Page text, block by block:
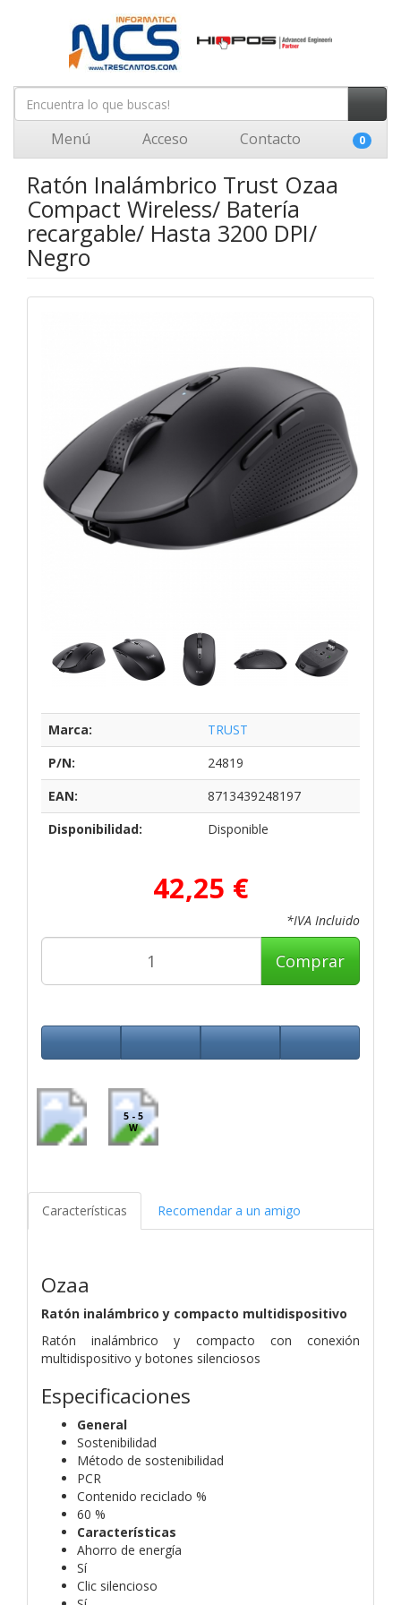
Menú Acceso Contacto 0
Ratón Inalámbrico Trust Ozaa
Compact Wireless/ Batería
recargable/ Hasta 3200 DPI/
Negro
Marca:
TRUST
P/N:
24819
EAN:
8713439248197
Disponibilidad:
Disponible
42,25 €
*IVA Incluido
Comprar
5 - 5
W
Características Recomendar a un amigo
Ozaa
Ratón inalámbrico y compacto multidispositivo
Ratón inalámbrico y compacto con conexión
multidispositivo y botones silenciosos
Especificaciones
General
Sostenibilidad
Método de sostenibilidad
PCR
Contenido reciclado %
60 %
Características
Ahorro de energía
Sí
Clic silencioso